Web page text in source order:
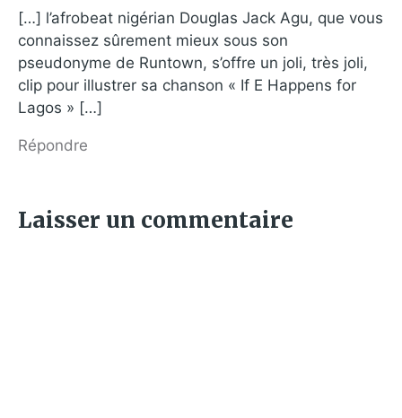
[…] l’afrobeat nigérian Douglas Jack Agu, que vous
connaissez sûrement mieux sous son
pseudonyme de Runtown, s’offre un joli, très joli,
clip pour illustrer sa chanson « If E Happens for
Lagos » […]
Répondre
Laisser un commentaire